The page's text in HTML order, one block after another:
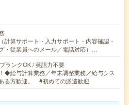
計算サポート・入力サポート・内容確認・
・従業員へのメール／電話対応）…
ランクOK / 英語力不要
◆給与計算業務／年末調整業務／給与シス
る方歓迎。 #初めての派遣歓迎